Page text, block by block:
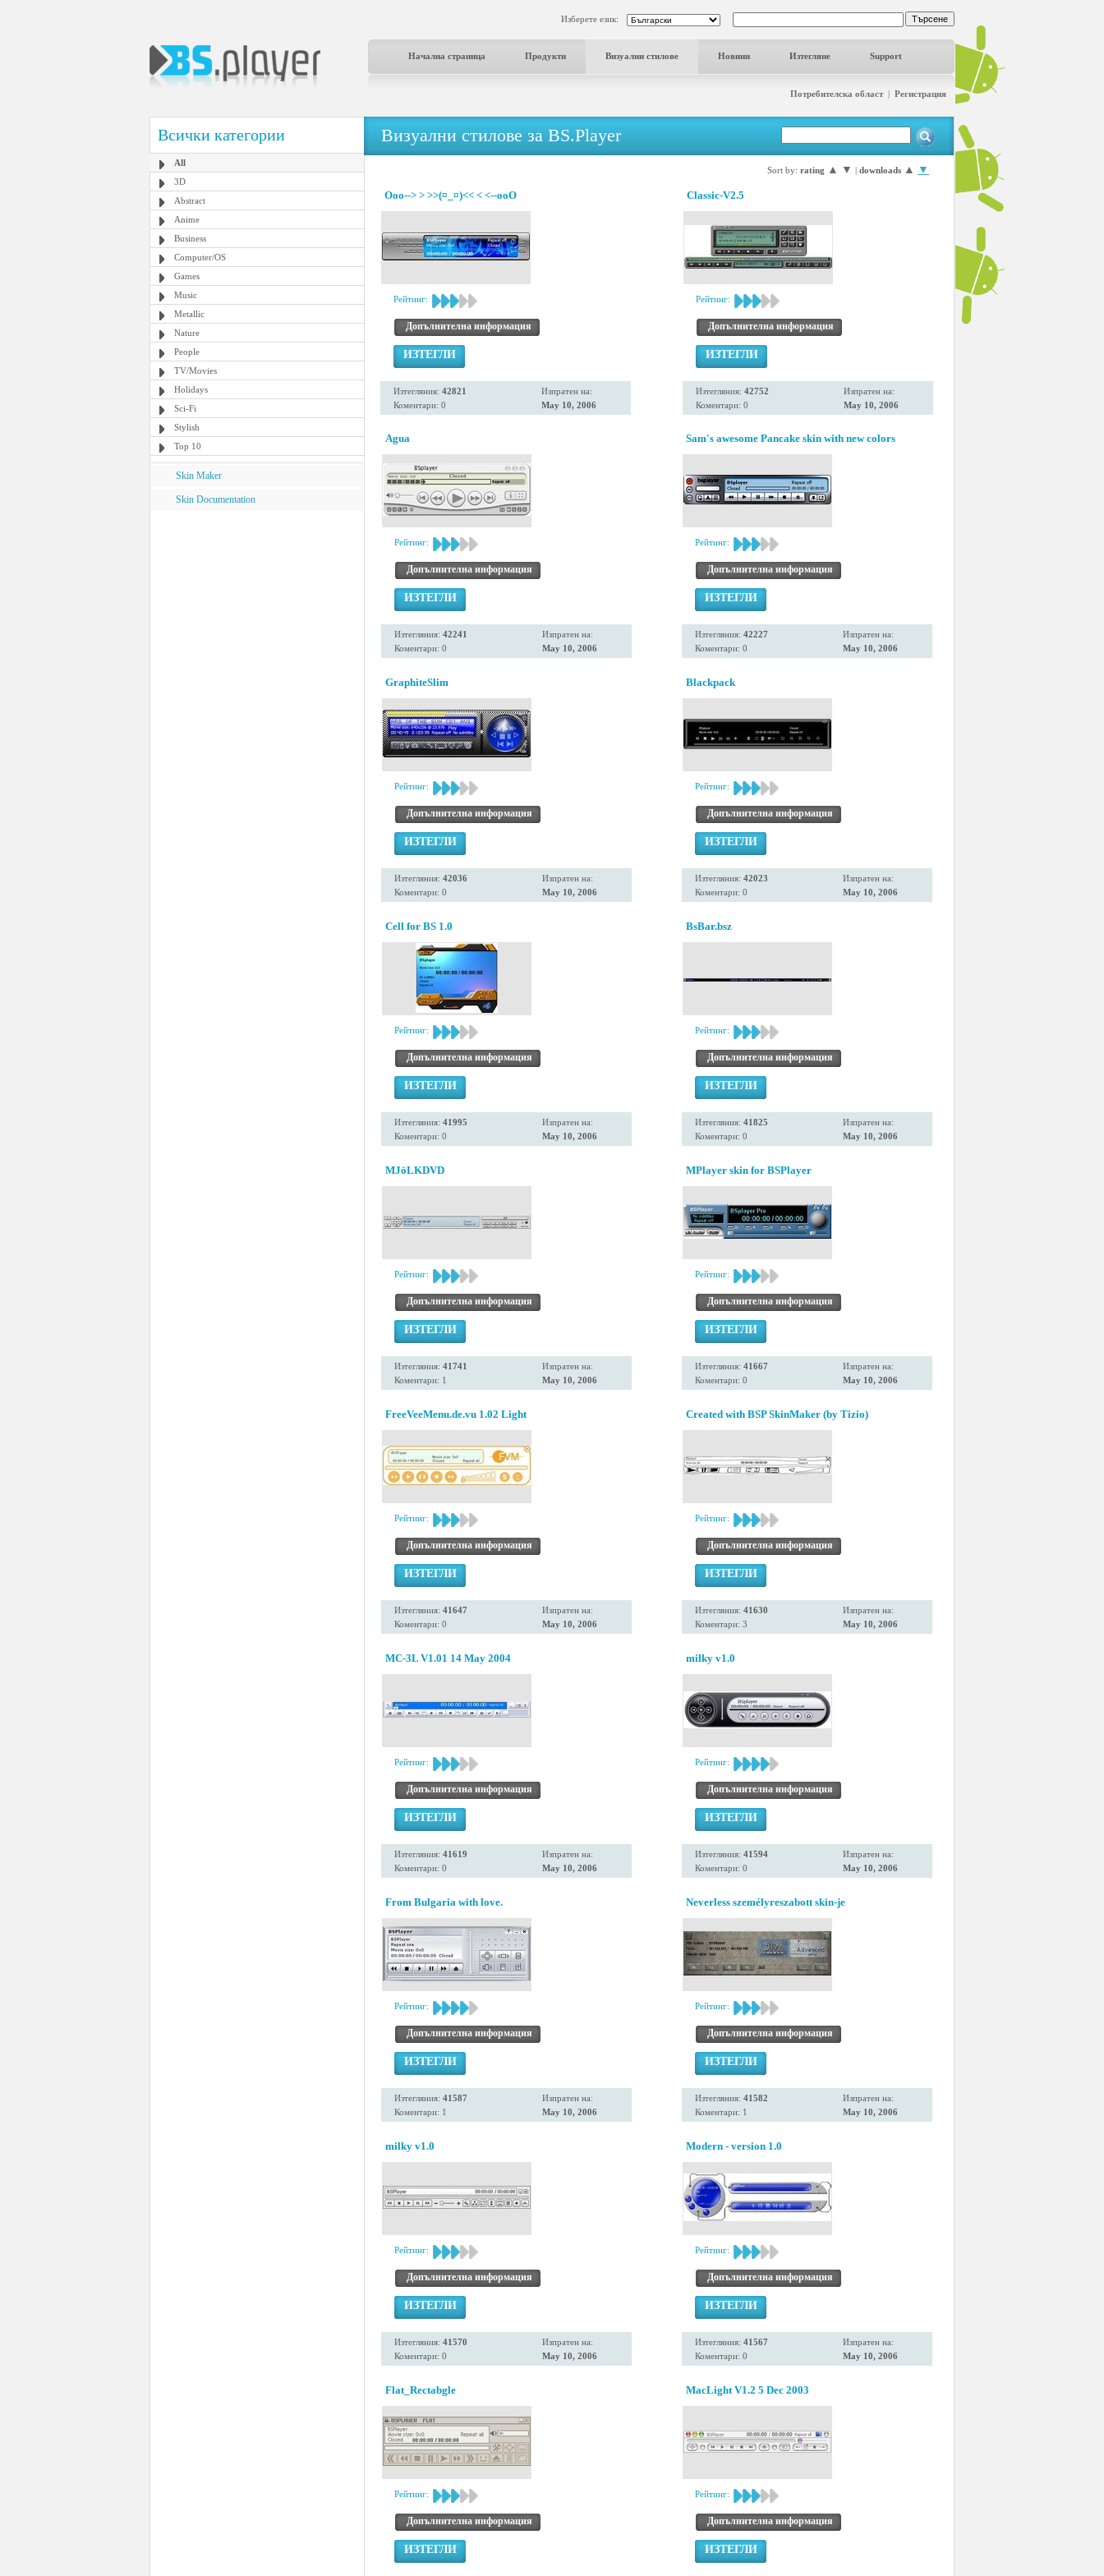
Изберете език:
Начална страница Продукти Визуални стилове Новини Изтегляне Support
Потребителска област| Регистрация
Всички категории
All
3D
Abstract
Anime
Business
Computer/OS
Games
Music
Metallic
Nature
People
TV/Movies
Holidays
Sci-Fi
Stylish
Top 10
Skin Maker
Skin Documentation
Визуални стилове за BS.Player
Sort by: rating ▲ ▼ | downloads ▲ ▼
Ooo--> > >>(¤_¤)<< < <--ooO
Рейтинг:
Допълнителна информация
ИЗТЕГЛИ
Изтегляния: 42821
Коментари: 0
Изпратен на:
May 10, 2006
Classic-V2.5
Рейтинг:
Допълнителна информация
ИЗТЕГЛИ
Изтегляния: 42752
Коментари: 0
Изпратен на:
May 10, 2006
Agua
Рейтинг:
Допълнителна информация
ИЗТЕГЛИ
Изтегляния: 42241
Коментари: 0
Изпратен на:
May 10, 2006
Sam's awesome Pancake skin with new colors
Рейтинг:
Допълнителна информация
ИЗТЕГЛИ
Изтегляния: 42227
Коментари: 0
Изпратен на:
May 10, 2006
GraphiteSlim
Рейтинг:
Допълнителна информация
ИЗТЕГЛИ
Изтегляния: 42036
Коментари: 0
Изпратен на:
May 10, 2006
Blackpack
Рейтинг:
Допълнителна информация
ИЗТЕГЛИ
Изтегляния: 42023
Коментари: 0
Изпратен на:
May 10, 2006
Cell for BS 1.0
Рейтинг:
Допълнителна информация
ИЗТЕГЛИ
Изтегляния: 41995
Коментари: 0
Изпратен на:
May 10, 2006
BsBar.bsz
Рейтинг:
Допълнителна информация
ИЗТЕГЛИ
Изтегляния: 41825
Коментари: 0
Изпратен на:
May 10, 2006
MJöLKDVD
Рейтинг:
Допълнителна информация
ИЗТЕГЛИ
Изтегляния: 41741
Коментари: 1
Изпратен на:
May 10, 2006
MPlayer skin for BSPlayer
Рейтинг:
Допълнителна информация
ИЗТЕГЛИ
Изтегляния: 41667
Коментари: 0
Изпратен на:
May 10, 2006
FreeVeeMenu.de.vu 1.02 Light
Рейтинг:
Допълнителна информация
ИЗТЕГЛИ
Изтегляния: 41647
Коментари: 0
Изпратен на:
May 10, 2006
Created with BSP SkinMaker (by Tizio)
Рейтинг:
Допълнителна информация
ИЗТЕГЛИ
Изтегляния: 41630
Коментари: 3
Изпратен на:
May 10, 2006
MC-3L V1.01 14 May 2004
Рейтинг:
Допълнителна информация
ИЗТЕГЛИ
Изтегляния: 41619
Коментари: 0
Изпратен на:
May 10, 2006
milky v1.0
Рейтинг:
Допълнителна информация
ИЗТЕГЛИ
Изтегляния: 41594
Коментари: 0
Изпратен на:
May 10, 2006
From Bulgaria with love.
Рейтинг:
Допълнителна информация
ИЗТЕГЛИ
Изтегляния: 41587
Коментари: 1
Изпратен на:
May 10, 2006
Neverless személyreszabott skin-je
Рейтинг:
Допълнителна информация
ИЗТЕГЛИ
Изтегляния: 41582
Коментари: 1
Изпратен на:
May 10, 2006
milky v1.0
Рейтинг:
Допълнителна информация
ИЗТЕГЛИ
Изтегляния: 41570
Коментари: 0
Изпратен на:
May 10, 2006
Modern - version 1.0
Рейтинг:
Допълнителна информация
ИЗТЕГЛИ
Изтегляния: 41567
Коментари: 0
Изпратен на:
May 10, 2006
Flat_Rectabgle
Рейтинг:
Допълнителна информация
ИЗТЕГЛИ
MacLight V1.2 5 Dec 2003
Рейтинг:
Допълнителна информация
ИЗТЕГЛИ